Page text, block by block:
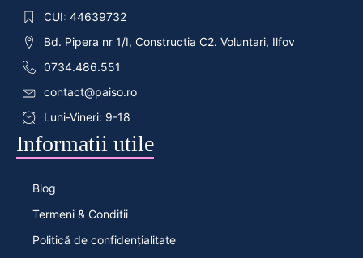
CUI: 44639732
Bd. Pipera nr 1/I, Constructia C2. Voluntari, Ilfov
0734.486.551
contact@paiso.ro
Luni-Vineri: 9-18
Informatii utile
Blog
Termeni & Conditii
Politică de confidențialitate